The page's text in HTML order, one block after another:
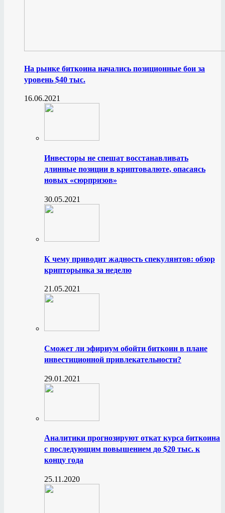
На рынке биткоина начались позиционные бои за
уровень $40 тыс.
16.06.2021
Инвесторы не спешат восстанавливать
длинные позиции в криптовалюте, опасаясь
новых «сюрпризов»
30.05.2021
К чему приводит жадность спекулянтов: обзор
крипторынка за неделю
21.05.2021
Сможет ли эфириум обойти биткоин в плане
инвестиционной привлекательности?
29.01.2021
Аналитики прогнозируют откат курса биткоина
с последующим повышением до $20 тыс. к
концу года
25.11.2020